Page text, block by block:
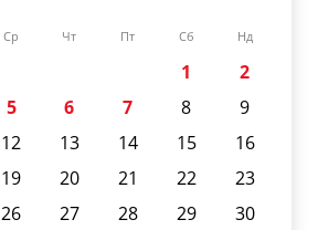
Ср Чт Пт Сб Нд
1
2
5 6 7 8
9
12 13 14 15
16
19 20 21 22
23
26 27 28 29
30